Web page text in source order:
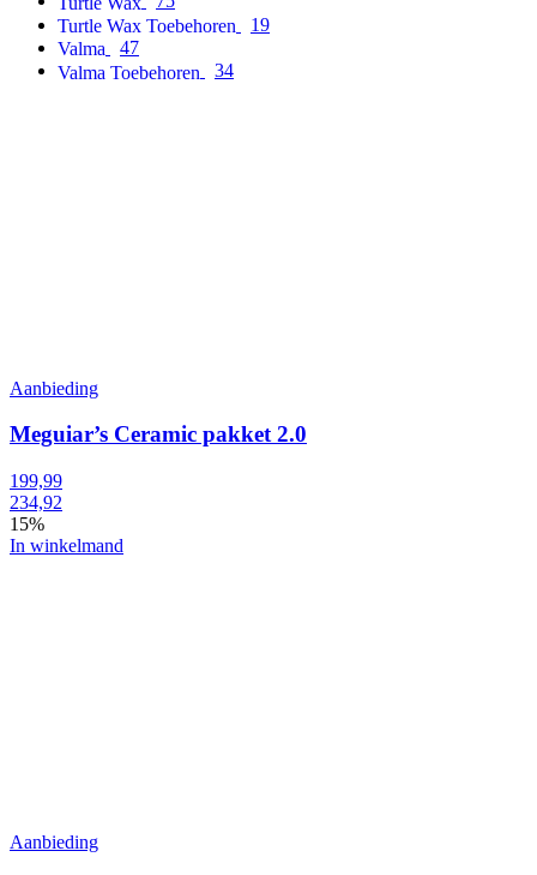
Turtle Wax Toebehoren
19
Valma
47
Valma Toebehoren
34
Aanbieding
Meguiar’s Ceramic pakket 2.0
199,99
234,92
15%
In winkelmand
Aanbieding